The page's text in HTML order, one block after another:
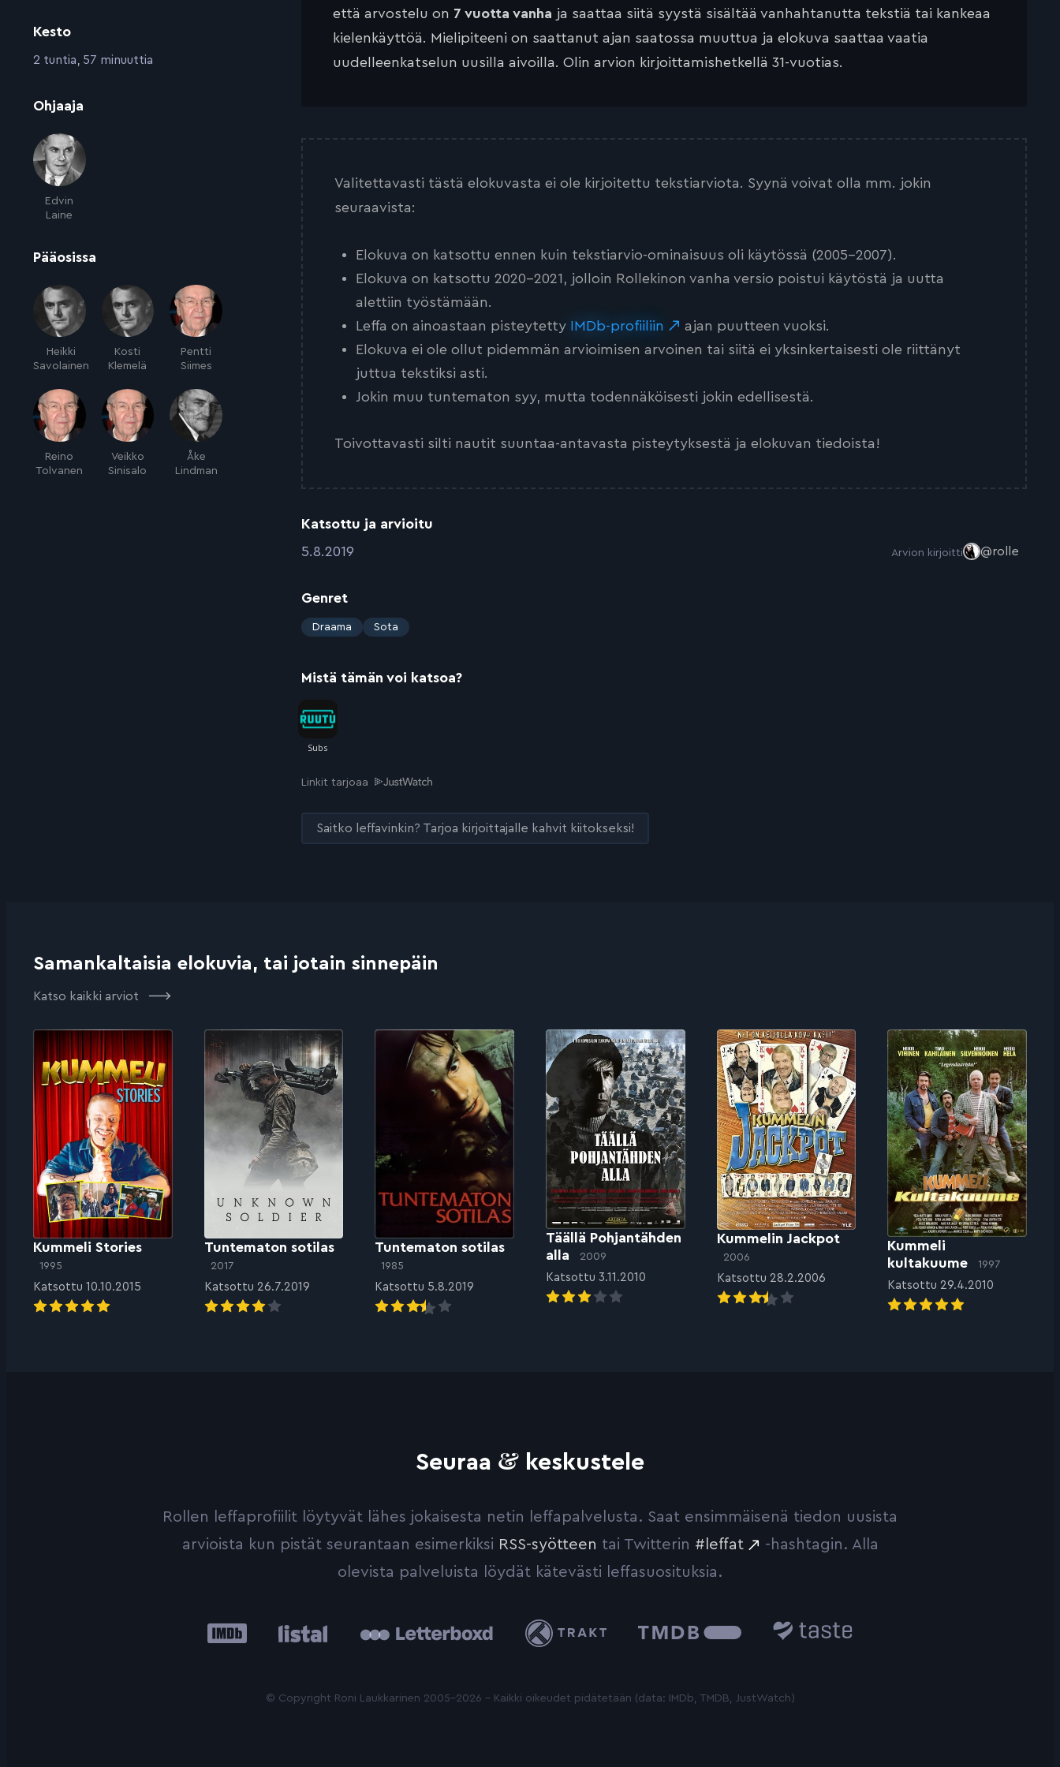
Kesto
:2 tuntia, 57 minuuttia
Ohjaaja
Edvin
Laine
Pääosissa
Heikki
Savolainen
Kosti
Klemelä
Pentti
Siimes
Reino
Tolvanen
Veikko
Sinisalo
Åke
Lindman
että arvostelu on 7 vuotta vanha ja saattaa siitä syystä sisältää vanhahtanutta tekstiä tai kankeaa
kielenkäyttöä. Mielipiteeni on saattanut ajan saatossa muuttua ja elokuva saattaa vaatia
uudelleenkatselun uusilla aivoilla. Olin arvion kirjoittamishetkellä 31-vuotias.
Valitettavasti tästä elokuvasta ei ole kirjoitettu tekstiarviota. Syynä voivat olla mm. jokin
seuraavista:
Elokuva on katsottu ennen kuin tekstiarvio-ominaisuus oli käytössä (2005-2007).
Elokuva on katsottu 2020-2021, jolloin Rollekinon vanha versio poistui käytöstä ja uutta
alettiin työstämään.
Leffa on ainoastaan pisteytetty IMDb-profiiliin
ajan puutteen vuoksi.
Elokuva ei ole ollut pidemmän arvioimisen arvoinen tai siitä ei yksinkertaisesti ole riittänyt
juttua tekstiksi asti.
Jokin muu tuntematon syy, mutta todennäköisesti jokin edellisestä.
Toivottavasti silti nautit suuntaa-antavasta pisteytyksestä ja elokuvan tiedoista!
Katsottu ja arvioitu
:5.8.2019 Arvion kirjoitti @rolle
Genret
:
Draama Sota
Mistä tämän voi katsoa?
Linkit tarjoaa
Saitko leffavinkin? Tarjoa kirjoittajalle kahvit kiitokseksi!
Samankaltaisia elokuvia, tai jotain sinnepäin
Katso kaikki arviot
Kummeli Stories
1995
Katsottu 10.10.2015
Tuntematon sotilas
2017
Katsottu 26.7.2019
Tuntematon sotilas
1985
Katsottu 5.8.2019
Täällä Pohjantähden
alla
2009
Katsottu 3.11.2010
Kummelin Jackpot
2006
Katsottu 28.2.2006
Kummeli
kultakuume
1997
Katsottu 29.4.2010
Seuraa & keskustele
Rollen leffaprofiilit löytyvät lähes jokaisesta netin leffapalvelusta. Saat ensimmäisenä tiedon uusista
arvioista kun pistät seurantaan esimerkiksi RSS-syötteen tai Twitterin #leffat
-hashtagin. Alla
olevista palveluista löydät kätevästi leffasuosituksia.
IMDb Trakt
Database
© Copyright Roni Laukkarinen 2005-2026 - Kaikki oikeudet pidätetään (data: IMDb, TMDB, JustWatch)